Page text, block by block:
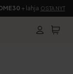
+ lahja OSTA NYT